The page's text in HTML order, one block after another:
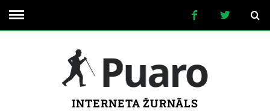
INTERNETA ŽURNĀLS